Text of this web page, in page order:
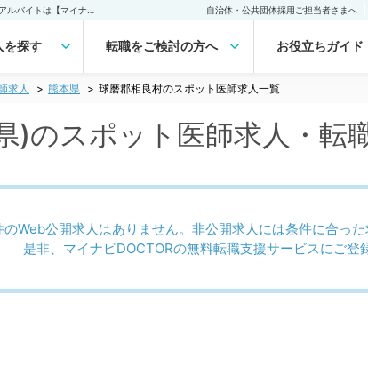
自治体・公共団体採用ご担当者さまへ
を探す 転職をご検討の方へ お役立ちガイド
求人 熊本県 球磨郡相良村のスポット医師求人一覧
)のスポット医師求人・転
Web公開求人はありません。非公開求人には条件に合った
是非、マイナビDOCTORの無料転職支援サービスにご登